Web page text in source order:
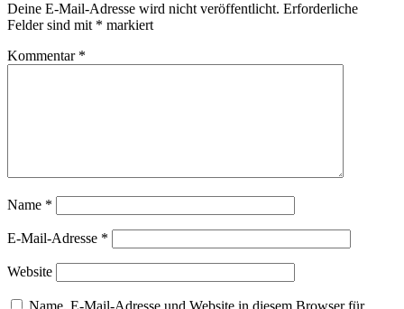
Deine E-Mail-Adresse wird nicht veröffentlicht. Erforderliche
Felder sind mit * markiert
Kommentar *
Name *
E-Mail-Adresse *
Website